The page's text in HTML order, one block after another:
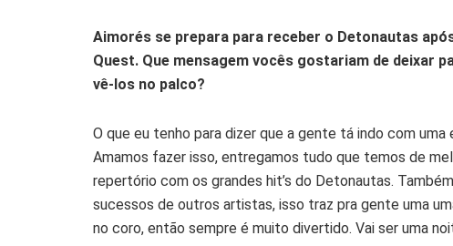
Aimorés se prepara para receber o Detonautas
Quest. Que mensagem vocês gostariam de deixar
vê-los no palco?
O que eu tenho para dizer que a gente tá indo com
Amamos fazer isso, entregamos tudo que temos de
repertório com os grandes hit’s do Detonautas.
sucessos de outros artistas, isso traz pra gente uma
no coro, então sempre é muito divertido. Vai ser uma